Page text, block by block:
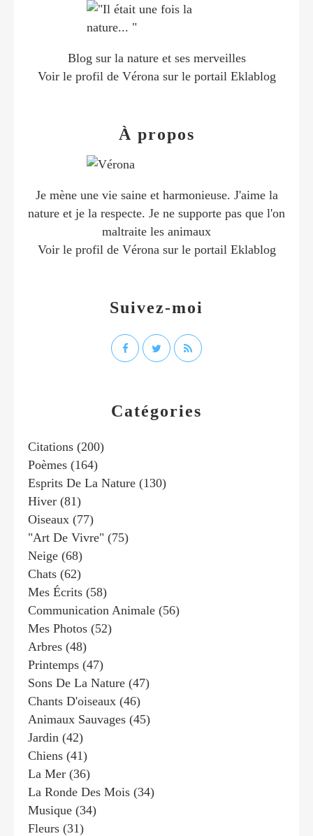
Catégories
Citations (200)
Poèmes (164)
Esprits De La Nature (130)
Hiver (81)
Oiseaux (77)
"art De Vivre" (75)
Neige (68)
Chats (62)
Mes Écrits (58)
Communication Animale (56)
Mes Photos (52)
Arbres (48)
Printemps (47)
Sons De La Nature (47)
Chants D'oiseaux (46)
Animaux Sauvages (45)
Jardin (42)
Chiens (41)
La Mer (36)
La Ronde Des Mois (34)
Musique (34)
Fleurs (31)
Blog sur la nature et ses merveilles
Voir le profil de Véronasur le portail Eklablog
Suivez-moi
À propos
Je mène une vie saine et harmonieuse. J'aime la
nature et je la respecte. Je ne supporte pas que l'on
maltraite les animaux
Voir le profil de Véronasur le portail Eklablog